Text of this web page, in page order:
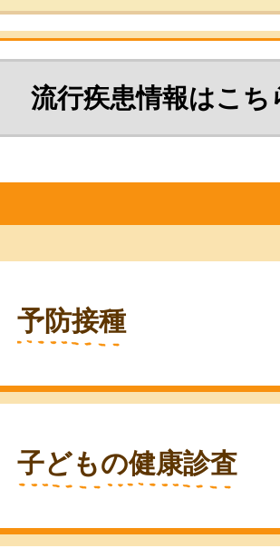
流行疾患情報はこち
予防接種
子どもの健康診査